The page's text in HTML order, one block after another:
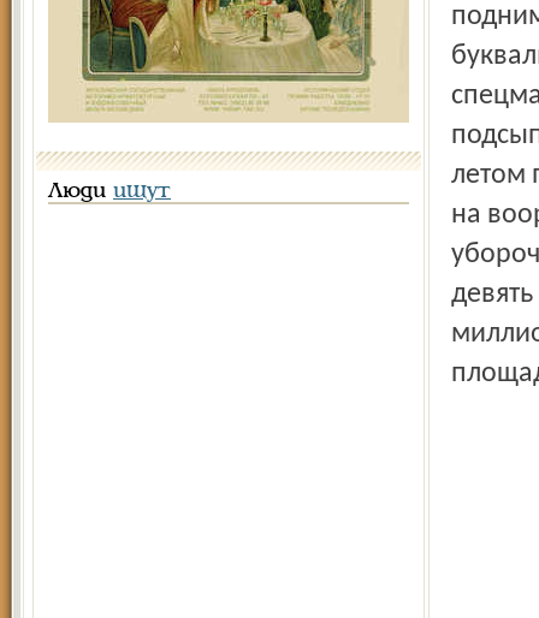
Люди ищут
летом
на